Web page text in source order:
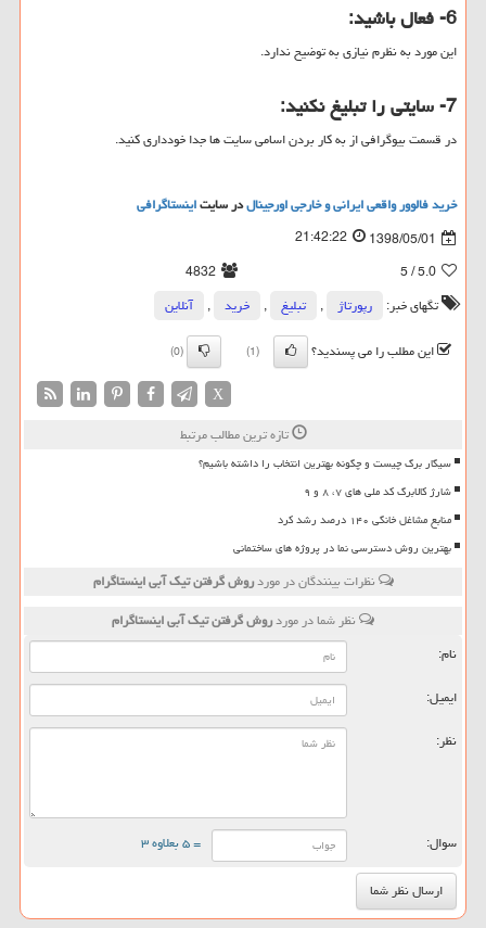
6- فعال باشید:
این مورد به نظرم نیازی به توضیح ندارد.
7- سایتی را تبلیغ نکنید:
در قسمت بیوگرافی از به کار بردن اسامی سایت ها جدا خودداری کنید.
خرید فالوور واقعی ایرانی و خارجی اورجینالدر سایتاینستاگرافی
1398/05/01
21:42:22
5.0
/ 5
4832
تگهای خبر:
رپورتاژ , تبلیغ , خرید ,
آنلاین
این مطلب را می پسندید؟
(1)
(0)
X
تازه ترین مطالب مرتبط
سیگار برگ چیست و چگونه بهترین انتخاب را داشته باشیم؟
شارژ کالابرگ کد ملی های ۷، ۸ و ۹
منابع مشاغل خانگی ۱۴۰ درصد رشد کرد
بهترین روش دسترسی نما در پروژه های ساختمانی
نظرات بینندگان در موردروش گرفتن تیك آبی اینستاگرام
نظر شما در موردروش گرفتن تیك آبی اینستاگرام
نام:
ایمیل:
نظر:
سوال: = ۵ بعلاوه ۳